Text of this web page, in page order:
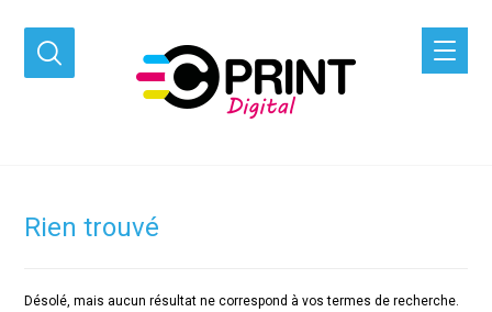
Rien trouvé
Désolé, mais aucun résultat ne correspond à vos termes de recherche.